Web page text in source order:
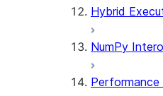
Hybrid
NumPy
Performance